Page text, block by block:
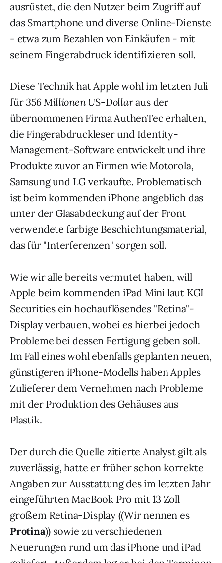
ausrüstet, die den Nutzer beim Zugriff auf
das Smartphone und diverse Online-Dienste
- etwa zum Bezahlen von Einkäufen - mit
seinem Fingerabdruck identifizieren soll.
Diese Technik hat Apple wohl im letzten Juli
für356 Millionen US-Dollaraus der
übernommenen Firma AuthenTec erhalten,
die Fingerabdruckleser und Identity-
Management-Software entwickelt und ihre
Produkte zuvor an Firmen wie Motorola,
Samsung und LG verkaufte. Problematisch
ist beim kommenden iPhone angeblich das
unter der Glasabdeckung auf der Front
verwendete farbige Beschichtungsmaterial,
das für "Interferenzen" sorgen soll.
Wie wir alle bereits vermutet haben, will
Apple beim kommenden iPad Mini laut KGI
Securities ein hochauflösendes "Retina"-
Display verbauen, wobei es hierbei jedoch
Probleme bei dessen Fertigung geben soll.
Im Fall eines wohl ebenfalls geplanten neuen,
günstigeren iPhone-Modells haben Apples
Zulieferer dem Vernehmen nach Probleme
mit der Produktion des Gehäuses aus
Plastik.
Der durch die Quelle zitierte Analyst gilt als
zuverlässig, hatte er früher schon korrekte
Angaben zur Ausstattung des im letzten Jahr
eingeführten MacBook Pro mit 13 Zoll
großem Retina-Display ((Wir nennen es
Protina)) sowie zu verschiedenen
Neuerungen rund um das iPhone und iPad